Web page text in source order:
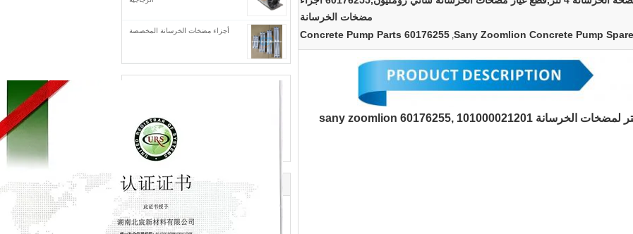
أجزاء مضخات الخرسانة المخصصة
مضخات الخرسانة
Sany Zoomlion Concrete Pump
,
60176255 Concrete Pump Parts